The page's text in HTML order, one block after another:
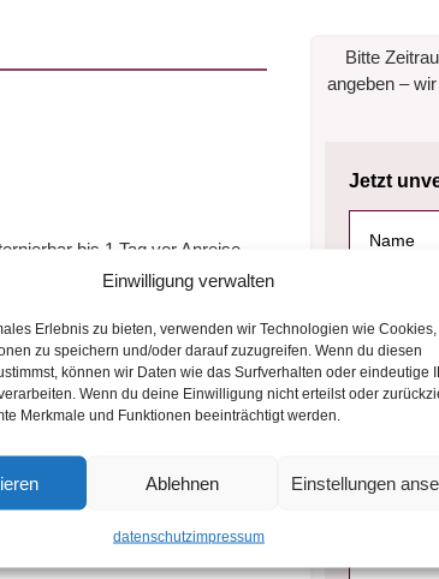
Einwilligung verwalten
Erlebnis zu bieten, verwenden wir Technologien wie Cookies,
zu speichern und/oder darauf zuzugreifen. Wenn du diesen
können wir Daten wie das Surfverhalten oder eindeutige
Wenn du deine Einwilligung nicht erteilst oder
Merkmale und Funktionen beeinträchtigt werden.
Ablehnen Einstellungen
datenschutzimpressum
bis 1 Tag vor Anreise
Radtour durch das
der 55 Kilometer langen
Rimbachtal und das Reiche-
Burghaslach.
wo Sie in der
genießen können. Die
auch mit E-Bikes bequem
Bitte
angeben –
Jetzt